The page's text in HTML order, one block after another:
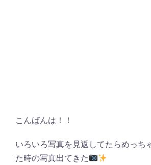
こんばんは！！
いろいろ写真を見返してたらめっち
た時の写真出てきた